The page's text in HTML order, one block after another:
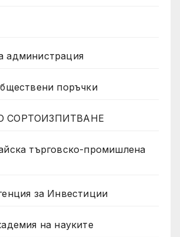
администрация
поръчки
СОРТОИЗПИТВАНЕ
търговско-промишлена
за Инвестиции
на науките